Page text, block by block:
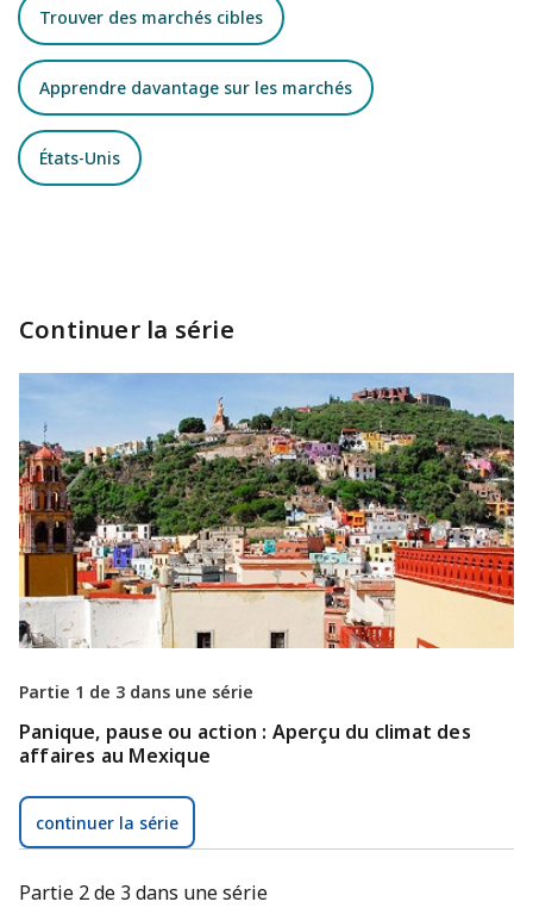
Trouver des marchés cibles
Apprendre davantage sur les marchés
États-Unis
Continuer la série
Partie 1 de 3 dans une série
Panique, pause ou action : Aperçu du climat des
affaires au Mexique
continuer la série
Partie 2 de 3 dans une série